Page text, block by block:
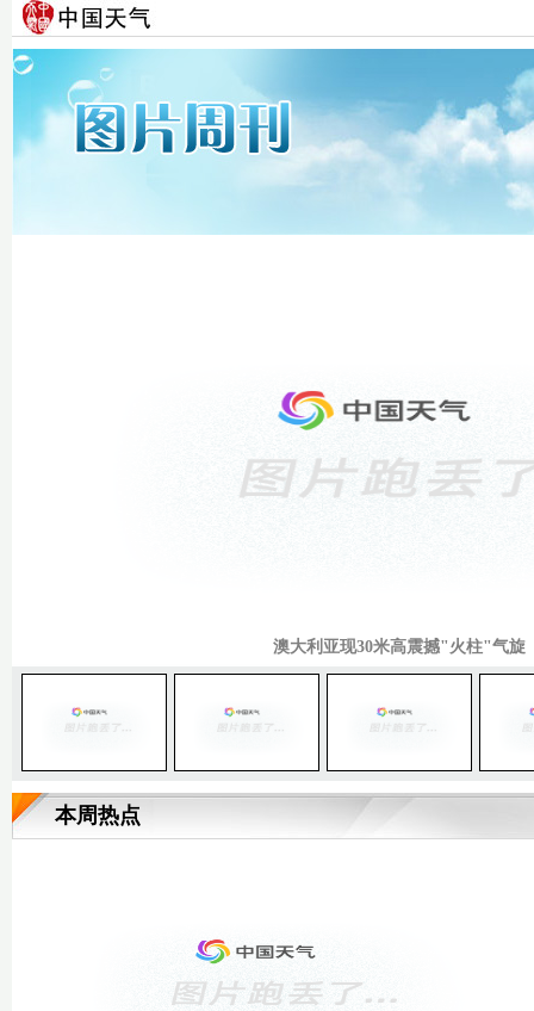
兰州黄河“河道经济”重整旗鼓
天堂的颜色 纽约摄影师记录天空最美的
我国最大淡水湖面积一个月缩减1000多平
东海伏季休渔结束 浙江象山千艘渔船整
澳大利亚现30米高震撼"火柱"气旋
本周热点